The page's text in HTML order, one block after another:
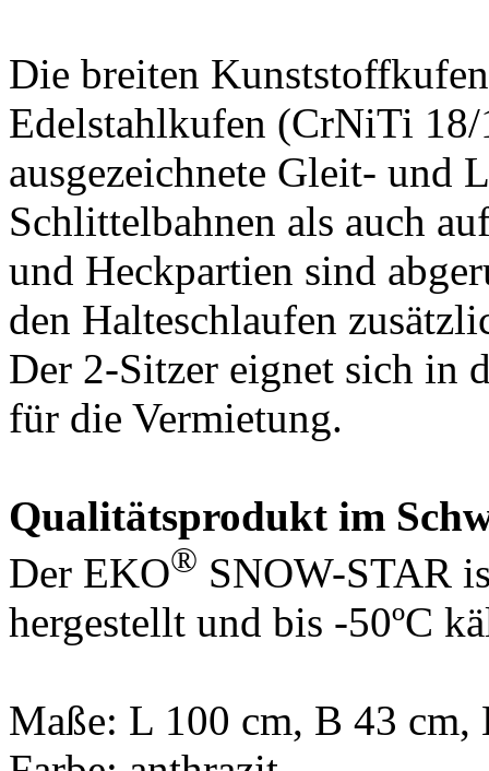
Die breiten
Edelstahlkufen (CrNiTi 18/
ausgezeichnete Gleit- und
Schlittelbahnen als auch
und Heckpartien sind
den Halteschlaufen
Der 2-Sitzer eignet sich in
für die Vermietung.
Qualitätsprodukt im
Der EKO® SNOW-STAR
hergestellt und bis -50ºC
Maße: L 100 cm, B 43 cm,